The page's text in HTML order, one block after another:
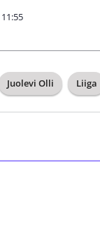
11:55
Juolevi Olli Liiga